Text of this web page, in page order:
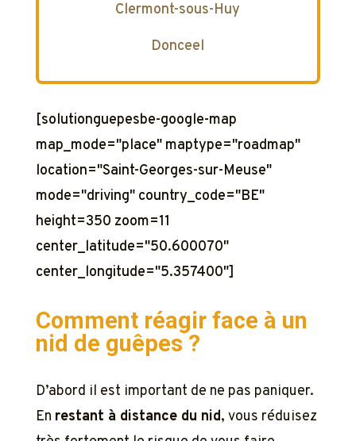
Clermont-sous-Huy
Donceel
[solutionguepesbe-google-map
map_mode="place" maptype="roadmap"
location="Saint-Georges-sur-Meuse"
mode="driving" country_code="BE"
height=350 zoom=11
center_latitude="50.600070"
center_longitude="5.357400"]
Comment réagir face à un
nid de guêpes ?
D’abord il est important de ne pas paniquer.
En restant à distance du nid, vous réduisez